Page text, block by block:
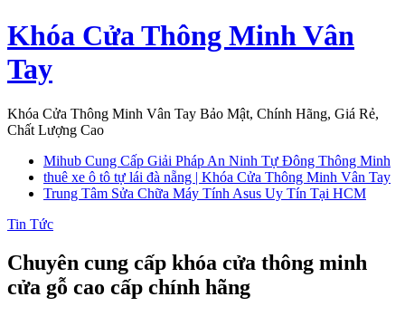
Skip
to
content
Khóa Cửa Thông Minh Vân
Tay
Khóa Cửa Thông Minh Vân Tay Bảo Mật, Chính Hãng, Giá Rẻ,
Chất Lượng Cao
Mihub Cung Cấp Giải Pháp An Ninh Tự Đông Thông Minh
thuê xe ô tô tự lái đà nẵng | Khóa Cửa Thông Minh Vân Tay
Trung Tâm Sửa Chữa Máy Tính Asus Uy Tín Tại HCM
Tin Tức
Chuyên cung cấp khóa cửa thông minh
cửa gỗ cao cấp chính hãng